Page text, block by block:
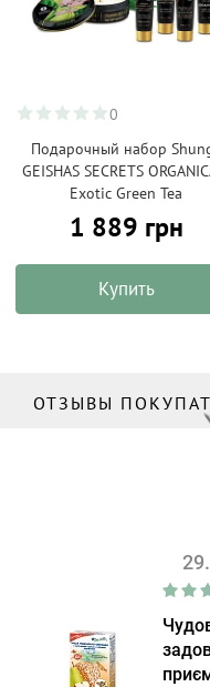
0
Подарочный набор
GEISHAS SECRETS
Exotic Green Tea
1 889 грн
Купить
ОТЗЫВЫ